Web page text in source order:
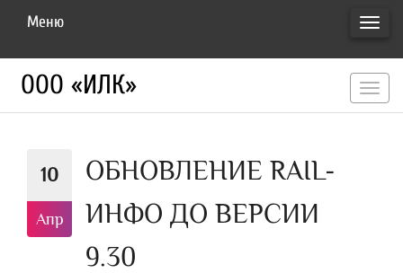
Меню
ООО «ИЛК»
10
Апр
ОБНОВЛЕНИЕ RAIL-
ИНФО ДО ВЕРСИИ
9.30